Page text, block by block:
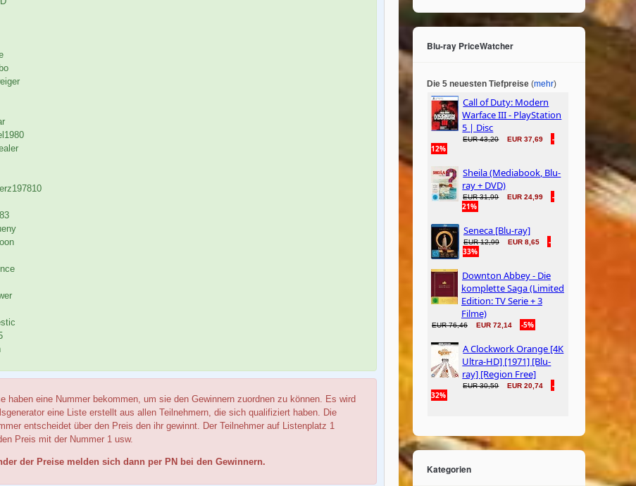
haben eine Nummer bekommen, um sie den Gewinnern zuordnen zu können. Es wird
eine Liste erstellt aus allen Teilnehmern, die sich qualifiziert haben. Die
entscheidet über den Preis den ihr gewinnt. Der Teilnehmer auf Listenplatz 1
Preis mit der Nummer 1 usw.
der Preise melden sich dann per PN bei den Gewinnern.
Blu-ray PriceWatcher
Die 5 neuesten Tiefpreise (mehr)
Kategorien